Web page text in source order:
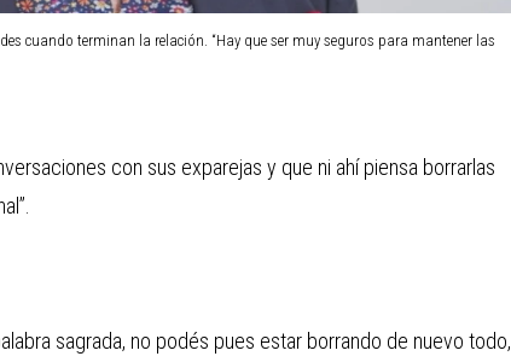
cuando terminan la relación. “Hay que ser muy seguros para mantener las
con sus exparejas y que ni ahí piensa borrarlas
sagrada, no podés pues estar borrando de nuevo todo,